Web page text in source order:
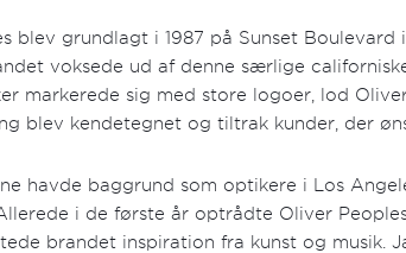
blev grundlagt i 1987 på Sunset
voksede ud af denne særlige
markerede sig med store logoer, lod
blev kendetegnet og tiltrak kunder, der
havde baggrund som optikere i Los
i de første år optrådte Oliver
brandet inspiration fra kunst og